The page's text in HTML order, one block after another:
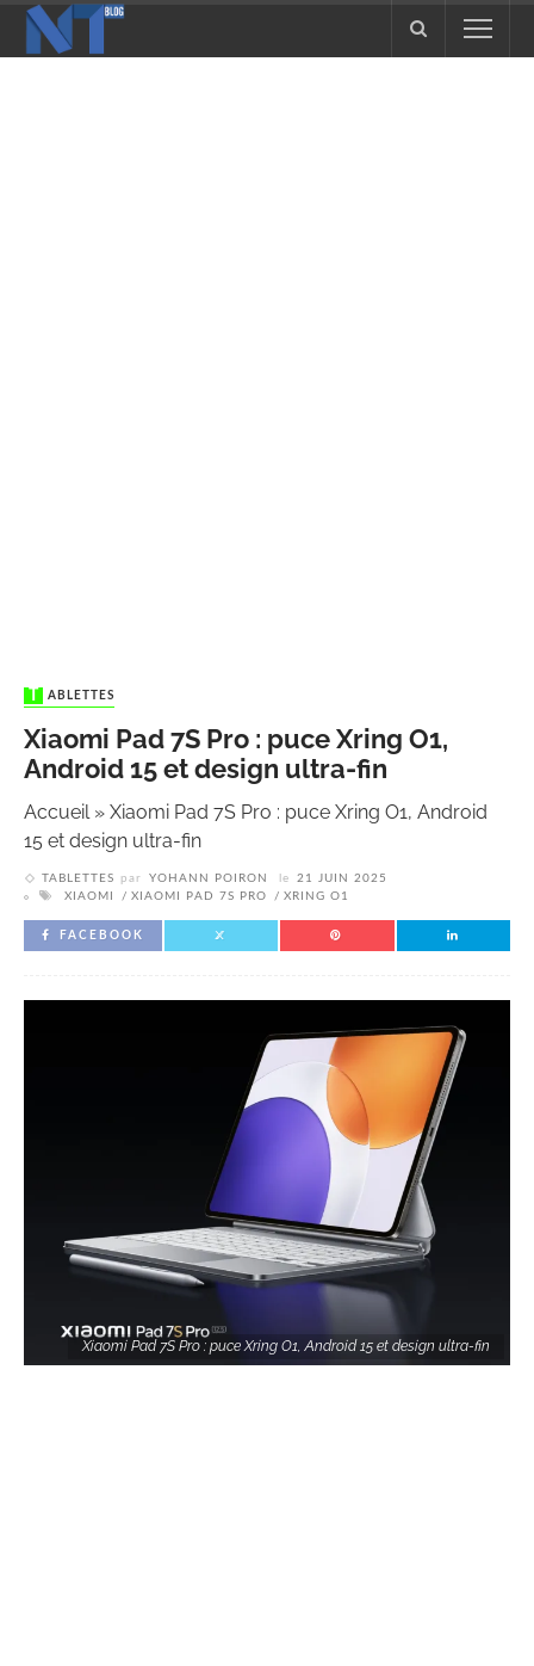
TABLETTES
Xiaomi Pad 7S Pro : puce Xring O1,
Android 15 et design ultra-fin
Accueil» Xiaomi Pad 7S Pro : puce Xring O1, Android
15 et design ultra-fin
TABLETTES par YOHANN POIRON le
21 JUIN 2025
XIAOMI
XIAOMI PAD 7S PRO XRING O1
FACEBOOK
Xiaomi Pad 7S Pro : puce Xring O1, Android 15 et design ultra-fin